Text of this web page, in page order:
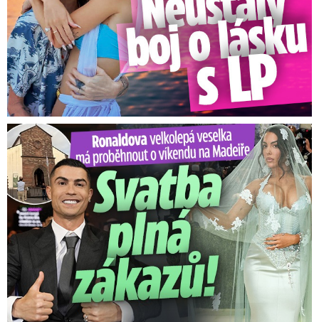
Ronaldova velkolepá veselka na Madeiře: Svatba plná zákazů!